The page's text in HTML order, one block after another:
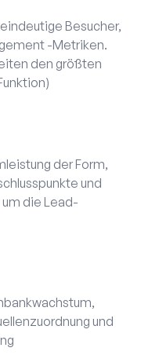
Besucher,
-Metriken.
den größten
der Form,
und
die Lead-
und